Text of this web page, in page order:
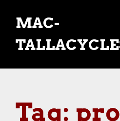
contentMAC-
Tag: